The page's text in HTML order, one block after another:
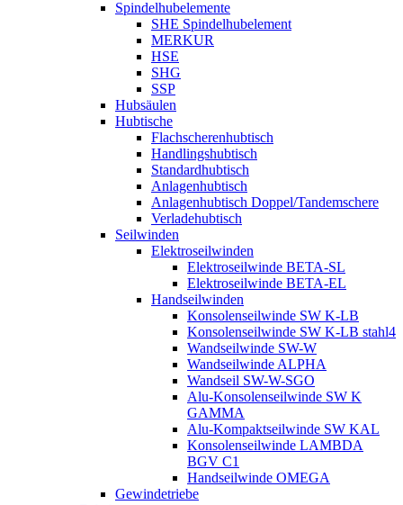
Spindelhubelemente
SHE Spindelhubelement
MERKUR
HSE
SHG
SSP
Hubsäulen
Hubtische
Flachscherenhubtisch
Handlingshubtisch
Standardhubtisch
Anlagenhubtisch
Anlagenhubtisch Doppel/Tandemschere
Verladehubtisch
Seilwinden
Elektroseilwinden
Elektroseilwinde BETA-SL
Elektroseilwinde BETA-EL
Handseilwinden
Konsolenseilwinde SW K-LB
Konsolenseilwinde SW K-LB stahl4
Wandseilwinde SW-W
Wandseilwinde ALPHA
Wandseil SW-W-SGO
Alu-Konsolenseilwinde SW K
GAMMA
Alu-Kompaktseilwinde SW KAL
Konsolenseilwinde LAMBDA
BGV C1
Handseilwinde OMEGA
Gewindetriebe